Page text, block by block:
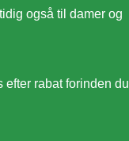
også til damer og
rabat forinden du